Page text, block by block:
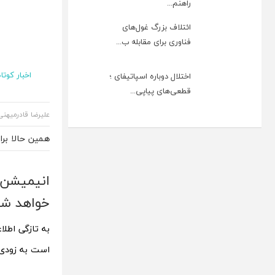
راهنم...
ائتلاف بزرگ غول‌های
فناوری برای مقابله ب...
اختلال دوباره اسپاتیفای ؛
قطعی‌های پیاپی...
اخبار
علیرضا
همین حالا
خواهد
است به